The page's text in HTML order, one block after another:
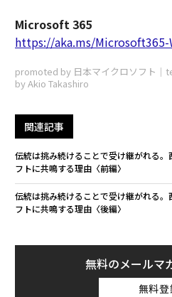
Microsoft 365
https://aka.ms/
promoted by 日本マイクロソフト｜
by Akio Takashiro
関連記事
伝統は挑み続けることで受け継がれる
フトに共鳴する理由〈前編〉
伝統は挑み続けることで受け継がれる
フトに共鳴する理由〈後編〉
無料のメールマ
無料